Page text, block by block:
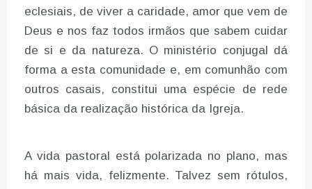
eclesiais, de viver a caridade, amor que vem de
Deus e nos faz todos irmãos que sabem cuidar
de si e da natureza. O ministério conjugal dá
forma a esta comunidade e, em comunhão com
outros casais, constitui uma espécie de rede
básica da realização histórica da Igreja.
A vida pastoral está polarizada no plano, mas
há mais vida, felizmente. Talvez sem rótulos,